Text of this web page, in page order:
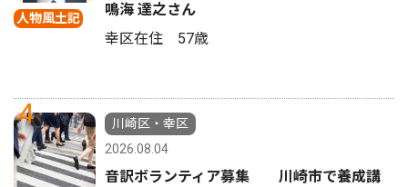
人物風土記
鳴海 達之さん
幸区在住 57歳
4
川崎区・幸区
2026.08.04
音訳ボランティア募集 川崎市で養成講